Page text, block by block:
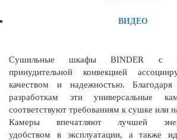
ВИДЕО
Сушильные шкафы BINDER с
принудительной конвекцией
качеством и надежностью.
разработкам эти универсальные
соответствуют требованиям к сушке или
Камеры впечатляют лучшей
удобством в эксплуатации, а также